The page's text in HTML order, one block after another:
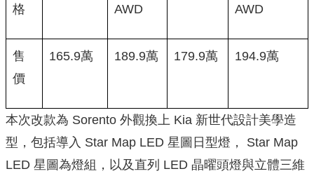
格
AWD
AWD
售
價
165.9萬 189.9萬 179.9萬 194.9萬
本次改款為 Sorento 外觀換上 Kia 新世代設計美學造
型，包括導入 Star Map LED 星圖日型燈， Star Map
LED 星圖為燈組，以及直列 LED 晶曜頭燈與立體三維